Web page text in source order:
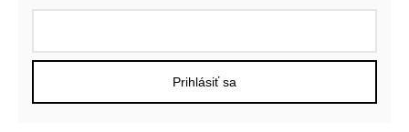
Prihlásiť sa